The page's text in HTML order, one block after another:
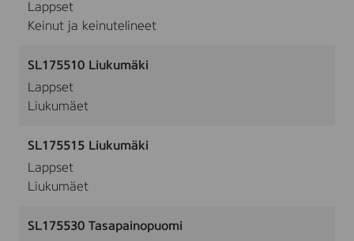
Lappset
Keinut ja keinutelineet
SL175510 Liukumäki
Lappset
Liukumäet
SL175515 Liukumäki
Lappset
Liukumäet
SL175530 Tasapainopuomi